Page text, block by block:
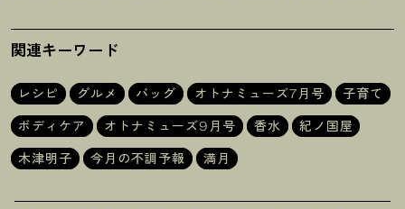
堂】
敗なしレシピ4品
関連キーワード
レシピ グルメ バッグ オトナミューズ7月号
子育て
ボディケア
オトナミューズ9月号 香水
紀ノ国屋
木津明子
今月の不調予報 満月